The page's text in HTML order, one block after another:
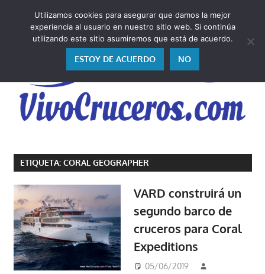
contenido
cruceros
como
los
vivo,
los
cuento
ETIQUETA: CORAL GEOGRAPHER
VARD construirá un
segundo barco de
cruceros para Coral
Expeditions
05/06/2019
Utilizamos cookies para asegurar que damos la mejor
experiencia al usuario en nuestro sitio web. Si continúa
utilizando este sitio asumiremos que está de acuerdo.
ESTOY DE ACUERDO NO